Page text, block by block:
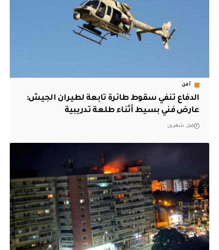
أمن
الدفاع تنفي سقوط طائرة تابعة لطيران الجيش:
عارض فني بسيط أثناء طلعة تدريبية
قبل شهرين